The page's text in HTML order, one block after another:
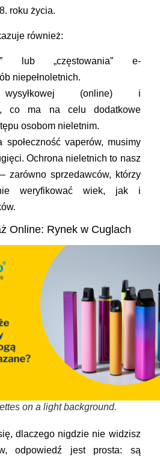
roku życia.
również:
lub „częstowania” e-
niepełnoletnich.
wysyłkowej (online) i
, co ma na celu dodatkowe
osobom nieletnim.
społeczność vaperów, musimy
Ochrona nieletnich to nasz
zarówno sprzedawców, którzy
weryfikować wiek, jak i
Online: Rynek w Cuglach
on a light background.
dlaczego nigdzie nie widzisz
odpowiedź jest prosta: są